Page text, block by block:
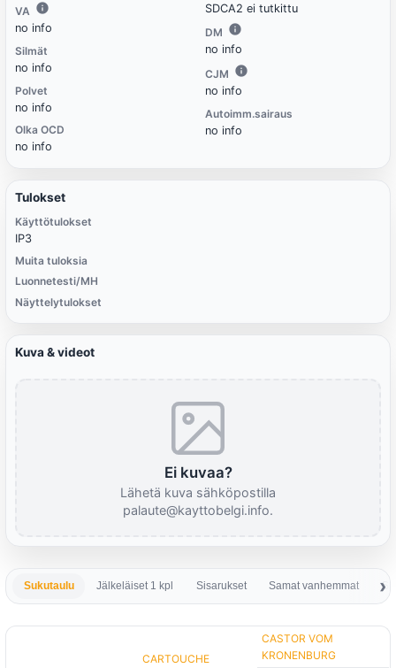
VA
no info
Silmät
no info
Polvet
no info
Olka OCD
no info
SDCA2 ei tutkittu
DM
no info
CJM
no info
Autoimm.sairaus
no info
Tulokset
Käyttötulokset
IP3
Muita tuloksia
Luonnetesti/MH
Näyttelytulokset
Kuva & videot
Ei kuvaa?
Lähetä kuva sähköpostilla
palaute@kayttobelgi.info.
Sukutaulu Jälkeläiset 1 kpl Sisarukset Samat vanhemmat
CARTOUCHE
CASTOR VOM
KRONENBURG